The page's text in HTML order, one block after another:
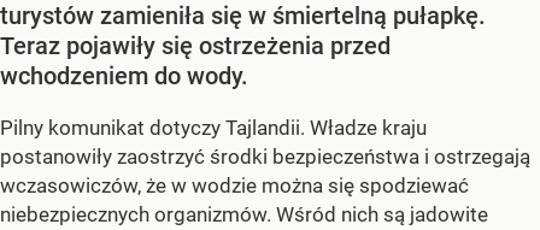
turystów zamieniła się w śmiertelną pułapkę.
Teraz pojawiły się ostrzeżenia przed
wchodzeniem do wody.
Pilny komunikat dotyczy Tajlandii. Władze kraju
postanowiły zaostrzyć środki bezpieczeństwa i ostrzegają
wczasowiczów, że w wodzie można się spodziewać
niebezpiecznych organizmów. Wśród nich są jadowite